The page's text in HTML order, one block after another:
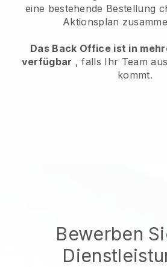
eine bestehende Bestellung
Aktionsplan
Das Back Office ist in
verfügbar , falls Ihr Team
kommt.
Bewerben